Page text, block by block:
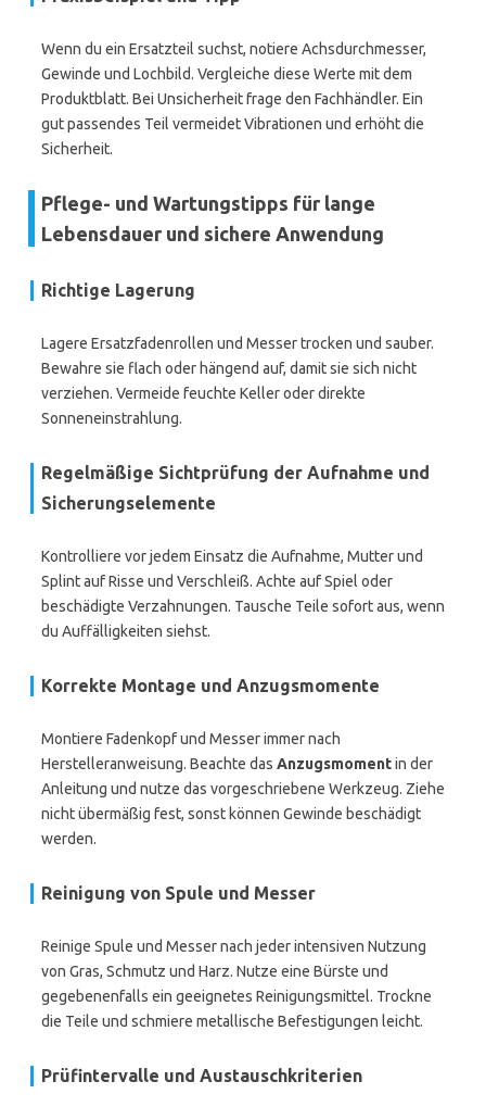
Wenn du ein Ersatzteil suchst, notiere Achsdurchmesser,
Gewinde und Lochbild. Vergleiche diese Werte mit dem
Produktblatt. Bei Unsicherheit frage den Fachhändler. Ein
gut passendes Teil vermeidet Vibrationen und erhöht die
Sicherheit.
Pflege- und Wartungstipps für lange
Lebensdauer und sichere Anwendung
Richtige Lagerung
Lagere Ersatzfadenrollen und Messer trocken und sauber.
Bewahre sie flach oder hängend auf, damit sie sich nicht
verziehen. Vermeide feuchte Keller oder direkte
Sonneneinstrahlung.
Regelmäßige Sichtprüfung der Aufnahme und
Sicherungselemente
Kontrolliere vor jedem Einsatz die Aufnahme, Mutter und
Splint auf Risse und Verschleiß. Achte auf Spiel oder
beschädigte Verzahnungen. Tausche Teile sofort aus, wenn
du Auffälligkeiten siehst.
Korrekte Montage und Anzugsmomente
Montiere Fadenkopf und Messer immer nach
Herstelleranweisung. Beachte das Anzugsmomentin der
Anleitung und nutze das vorgeschriebene Werkzeug. Ziehe
nicht übermäßig fest, sonst können Gewinde beschädigt
werden.
Reinigung von Spule und Messer
Reinige Spule und Messer nach jeder intensiven Nutzung
von Gras, Schmutz und Harz. Nutze eine Bürste und
gegebenenfalls ein geeignetes Reinigungsmittel. Trockne
die Teile und schmiere metallische Befestigungen leicht.
Prüfintervalle und Austauschkriterien